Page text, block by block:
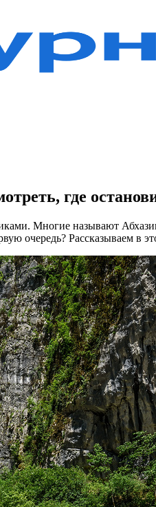
где
Многие называют
очередь? Рассказываем в